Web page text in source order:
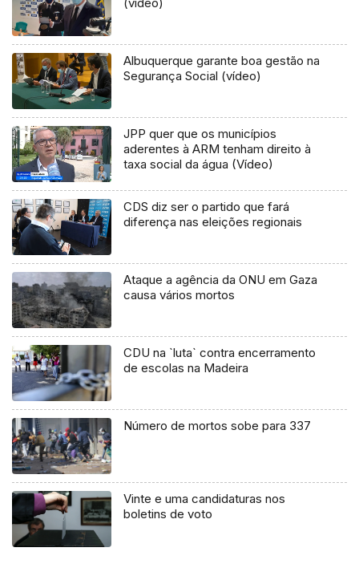
(vídeo)
Albuquerque garante boa gestão na
Segurança Social (vídeo)
JPP quer que os municípios
aderentes à ARM tenham direito à
taxa social da água (Vídeo)
CDS diz ser o partido que fará
diferença nas eleições regionais
Ataque a agência da ONU em Gaza
causa vários mortos
CDU na `luta` contra encerramento
de escolas na Madeira
Número de mortos sobe para 337
Vinte e uma candidaturas nos
boletins de voto